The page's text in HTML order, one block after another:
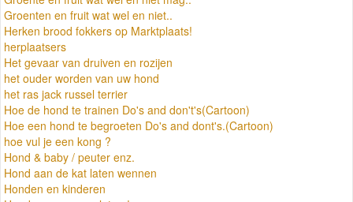
Groenten en fruit wat wel en niet..
Herken brood fokkers op Marktplaats!
herplaatsers
Het gevaar van druiven en rozijen
het ouder worden van uw hond
het ras jack russel terrier
Hoe de hond te trainen Do's and don't's(Cartoon)
Hoe een hond te begroeten Do's and dont's.(Cartoon)
hoe vul je een kong ?
Hond & baby / peuter enz.
Hond aan de kat laten wennen
Honden en kinderen